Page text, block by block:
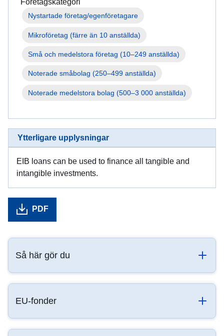
Företagskategori
Mikroföretag (färre än 10 anställda)
Små och medelstora företag (10–249 anställda)
Noterade småbolag (250–499 anställda)
Noterade medelstora bolag (500–3 000 anställda)
Ytterligare upplysningar
EIB loans can be used to finance all tangible and
intangible investments.
PDF
Så här gör du
EU-fonder